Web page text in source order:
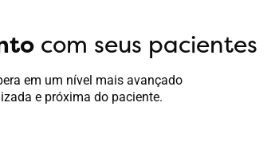
com seus pacientes
em um nível mais avançado
e próxima do paciente.